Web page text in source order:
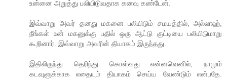
உன்னை அறுத்து பலியிடுவதாக கனவு கண்டேன்.
இவ்வாறு அவர் தனது மகனை பலியிடும் சமயத்தில், அல்லாஹ்,
நீங்கள் உன் மகனுக்கு பதில் ஒரு ஆட்டு குட்டியை பலியிடுமாறு
கூறினார். இவ்வாறு அவரின் தியாகம் இருந்தது.
இதிலிருந்து தெரிந்து கொள்வது என்னவெனில், நாமும்
கடவுளுக்காக எதையும் தியாகம் செய்ய வேண்டும் என்பதே.